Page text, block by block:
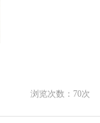
浏览次数： 70次